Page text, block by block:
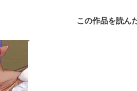
この作品を読ん